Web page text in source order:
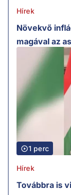
Hírek
Növekvő
magával az
1 perc
Hírek
Továbbra is